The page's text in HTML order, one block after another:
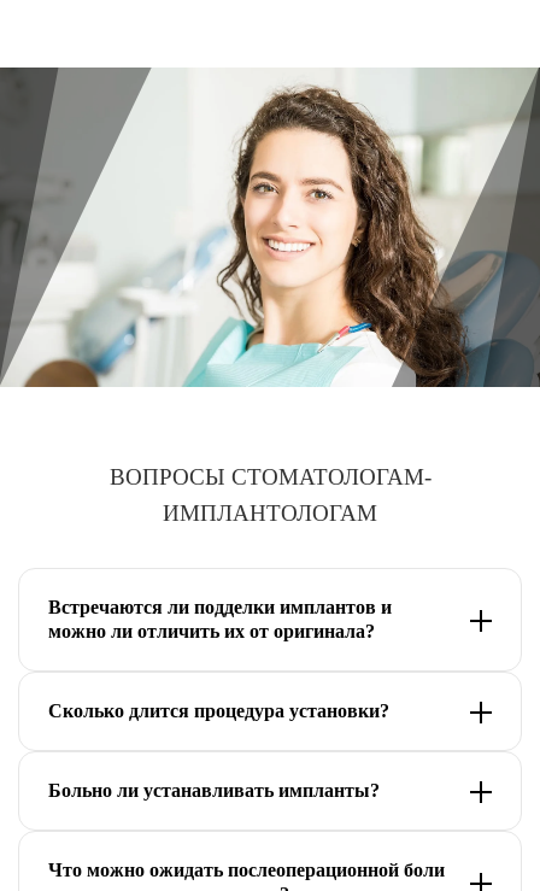
ВОПРОСЫ СТОМАТОЛОГАМ-
ИМПЛАНТОЛОГАМ
Встречаются ли подделки имплантов и
можно ли отличить их от оригинала?
имплантолог Яна Геюшова:
У Штрауман жесткий контроль производства –
Швейцарии. После процедуры имплантации
Сколько длится процедура установки?
имплантолог Яна Геюшова:
Сама операция занимает, в среднем, около 1
Больно ли устанавливать импланты?
Логвинчук:
Что можно ожидать послеоперационной боли